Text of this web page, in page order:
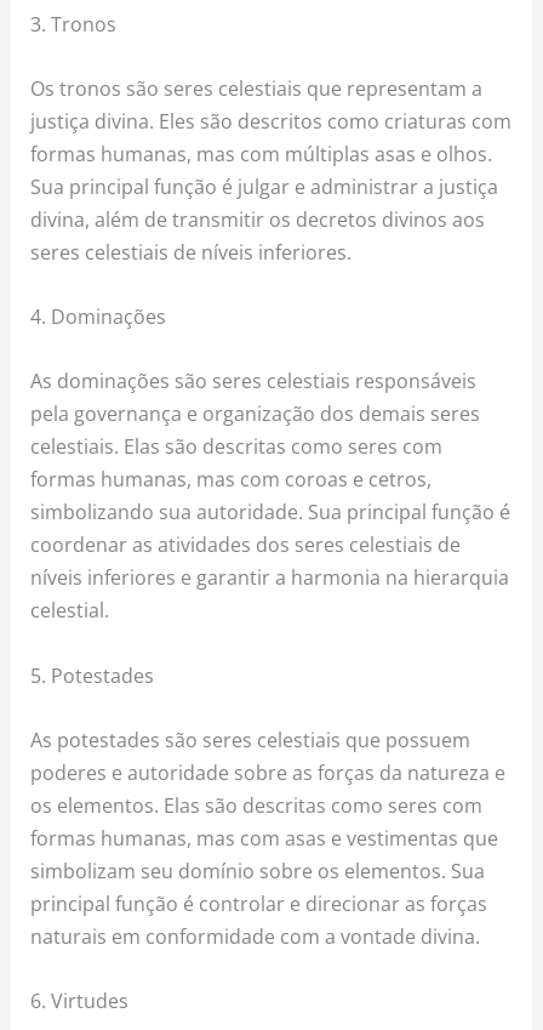
3. Tronos
Os tronos são seres celestiais que representam a
justiça divina. Eles são descritos como criaturas com
formas humanas, mas com múltiplas asas e olhos.
Sua principal função é julgar e administrar a justiça
divina, além de transmitir os decretos divinos aos
seres celestiais de níveis inferiores.
4. Dominações
As dominações são seres celestiais responsáveis
pela governança e organização dos demais seres
celestiais. Elas são descritas como seres com
formas humanas, mas com coroas e cetros,
simbolizando sua autoridade. Sua principal função é
coordenar as atividades dos seres celestiais de
níveis inferiores e garantir a harmonia na hierarquia
celestial.
5. Potestades
As potestades são seres celestiais que possuem
poderes e autoridade sobre as forças da natureza e
os elementos. Elas são descritas como seres com
formas humanas, mas com asas e vestimentas que
simbolizam seu domínio sobre os elementos. Sua
principal função é controlar e direcionar as forças
naturais em conformidade com a vontade divina.
6. Virtudes